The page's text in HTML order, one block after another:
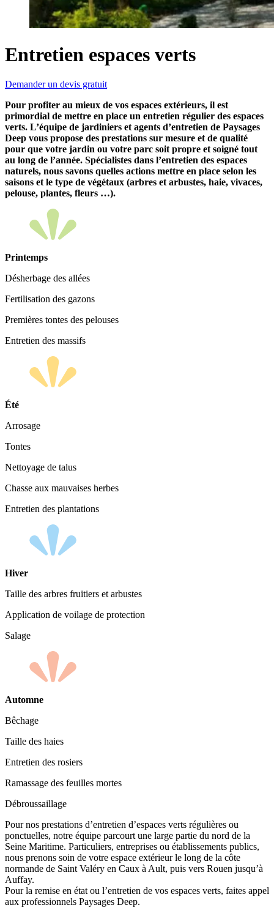
Entretien espaces verts
Demander un devis gratuit
Pour profiter au mieux de vos espaces extérieurs, il est
primordial de mettre en place un entretien régulier des espaces
verts. L’équipe de jardiniers et agents d’entretien de Paysages
Deep vous propose des prestations sur mesure et de qualité
pour que votre jardin ou votre parc soit propre et soigné tout
au long de l’année. Spécialistes dans l’entretien des espaces
naturels, nous savons quelles actions mettre en place selon les
saisons et le type de végétaux (arbres et arbustes, haie, vivaces,
pelouse, plantes, fleurs …).
Printemps
Désherbage des allées
Fertilisation des gazons
Premières tontes des pelouses
Entretien des massifs
Été
Arrosage
Tontes
Nettoyage de talus
Chasse aux mauvaises herbes
Entretien des plantations
Hiver
Taille des arbres fruitiers et arbustes
Application de voilage de protection
Salage
Automne
Bêchage
Taille des haies
Entretien des rosiers
Ramassage des feuilles mortes
Débroussaillage
Pour nos prestations d’entretien d’espaces verts régulières ou
ponctuelles, notre équipe parcourt une large partie du nord de la
Seine Maritime. Particuliers, entreprises ou établissements publics,
nous prenons soin de votre espace extérieur le long de la côte
normande de Saint Valéry en Caux à Ault, puis vers Rouen jusqu’à
Auffay.
Pour la remise en état ou l’entretien de vos espaces verts, faites appel
aux professionnels Paysages Deep.